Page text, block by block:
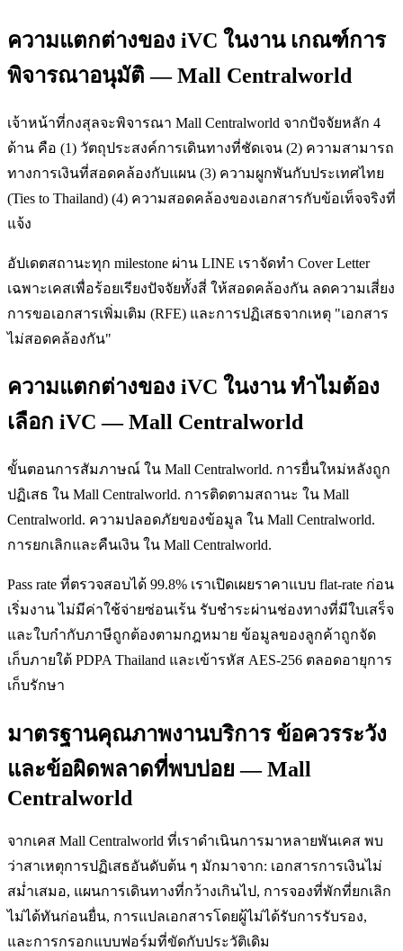
ความแตกต่างของ iVC ในงาน เกณฑ์การ
พิจารณาอนุมัติ — Mall Centralworld
เจ้าหน้าที่กงสุลจะพิจารณา Mall Centralworld จากปัจจัยหลัก 4
ด้าน คือ (1) วัตถุประสงค์การเดินทางที่ชัดเจน (2) ความสามารถ
ทางการเงินที่สอดคล้องกับแผน (3) ความผูกพันกับประเทศไทย
(Ties to Thailand) (4) ความสอดคล้องของเอกสารกับข้อเท็จจริงที่
แจ้ง
อัปเดตสถานะทุก milestone ผ่าน LINE เราจัดทำ Cover Letter
เฉพาะเคสเพื่อร้อยเรียงปัจจัยทั้งสี่ ให้สอดคล้องกัน ลดความเสี่ยง
การขอเอกสารเพิ่มเติม (RFE) และการปฏิเสธจากเหตุ "เอกสาร
ไม่สอดคล้องกัน"
ความแตกต่างของ iVC ในงาน ทำไมต้อง
เลือก iVC — Mall Centralworld
ขั้นตอนการสัมภาษณ์ ใน Mall Centralworld. การยื่นใหม่หลังถูก
ปฏิเสธ ใน Mall Centralworld. การติดตามสถานะ ใน Mall
Centralworld. ความปลอดภัยของข้อมูล ใน Mall Centralworld.
การยกเลิกและคืนเงิน ใน Mall Centralworld.
Pass rate ที่ตรวจสอบได้ 99.8% เราเปิดเผยราคาแบบ flat-rate ก่อน
เริ่มงาน ไม่มีค่าใช้จ่ายซ่อนเร้น รับชำระผ่านช่องทางที่มีใบเสร็จ
และใบกำกับภาษีถูกต้องตามกฎหมาย ข้อมูลของลูกค้าถูกจัด
เก็บภายใต้ PDPA Thailand และเข้ารหัส AES-256 ตลอดอายุการ
เก็บรักษา
มาตรฐานคุณภาพงานบริการ ข้อควรระวัง
และข้อผิดพลาดที่พบบ่อย — Mall
Centralworld
จากเคส Mall Centralworld ที่เราดำเนินการมาหลายพันเคส พบ
ว่าสาเหตุการปฏิเสธอันดับต้น ๆ มักมาจาก: เอกสารการเงินไม่
สม่ำเสมอ, แผนการเดินทางที่กว้างเกินไป, การจองที่พักที่ยกเลิก
ไม่ได้ทันก่อนยื่น, การแปลเอกสารโดยผู้ไม่ได้รับการรับรอง,
และการกรอกแบบฟอร์มที่ขัดกับประวัติเดิม